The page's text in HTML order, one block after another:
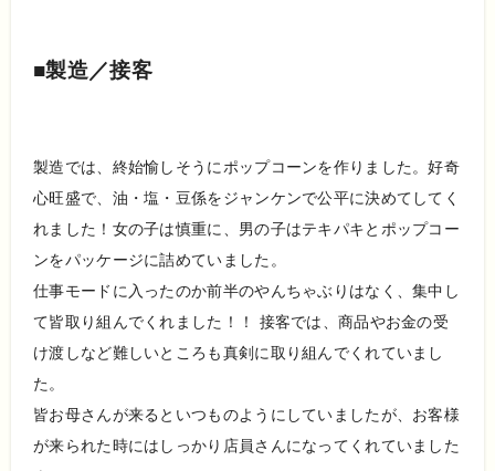
■製造／接客
製造では、終始愉しそうにポップコーンを作りました。好奇
心旺盛で、油・塩・豆係をジャンケンで公平に決めてしてく
れました！女の子は慎重に、男の子はテキパキとポップコー
ンをパッケージに詰めていました。
仕事モードに入ったのか前半のやんちゃぶりはなく、集中し
て皆取り組んでくれました！！ 接客では、商品やお金の受
け渡しなど難しいところも真剣に取り組んでくれていまし
た。
皆お母さんが来るといつものようにしていましたが、お客様
が来られた時にはしっかり店員さんになってくれていました